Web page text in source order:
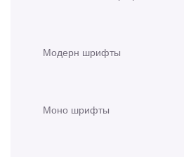
Модерн шрифты
Моно шрифты